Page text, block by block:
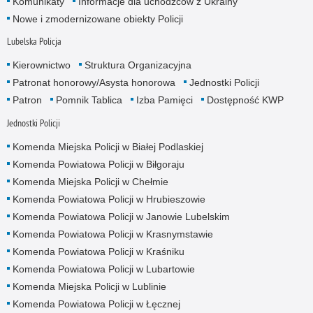
Nowe i zmodernizowane obiekty Policji
Lubelska Policja
Kierownictwo
Struktura Organizacyjna
Patronat honorowy/Asysta honorowa
Jednostki Policji
Patron
Pomnik Tablica Izba Pamięci Dostępność KWP
Jednostki Policji
Komenda Miejska Policji w Białej Podlaskiej
Komenda Powiatowa Policji w Biłgoraju
Komenda Miejska Policji w Chełmie
Komenda Powiatowa Policji w Hrubieszowie
Komenda Powiatowa Policji w Janowie Lubelskim
Komenda Powiatowa Policji w Krasnymstawie
Komenda Powiatowa Policji w Kraśniku
Komenda Powiatowa Policji w Lubartowie
Komenda Miejska Policji w Lublinie
Komenda Powiatowa Policji w Łęcznej